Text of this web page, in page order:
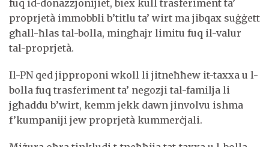
fuq id-donazzjonijiet, biex kull trasferiment ta’
proprjetà immobbli b’titlu ta’ wirt ma jibqax suġġett
għall-ħlas tal-bolla, mingħajr limitu fuq il-valur
tal-proprjetà.
Il-PN qed jipproponi wkoll li jitneħħew it-taxxa u l-
bolla fuq trasferiment ta’ negozji tal-familja li
jgħaddu b’wirt, kemm jekk dawn jinvolvu ishma
f’kumpaniji jew proprjetà kummerċjali.